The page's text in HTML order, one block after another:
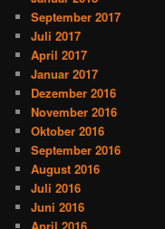
September 2017
Juli 2017
April 2017
Januar 2017
Dezember 2016
November 2016
Oktober 2016
September 2016
August 2016
Juli 2016
Juni 2016
April 2016